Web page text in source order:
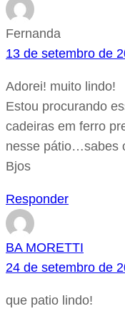
Fernanda
13 de setembro de
Adorei! muito lindo!
Estou procurando
cadeiras em ferro
nesse pátio…sabes
Bjos
Responder
BA MORETTI
24 de setembro de
que patio lindo!